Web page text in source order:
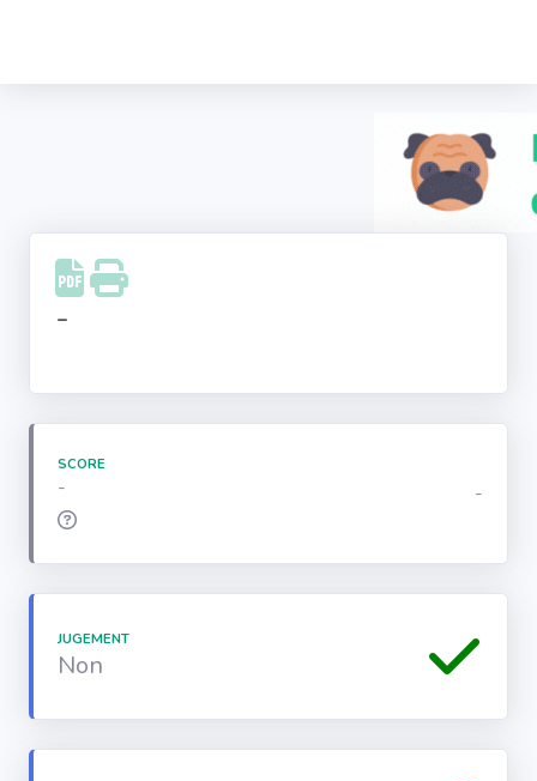
Facebook
Instagram
-
SCORE
- -
JUGEMENT
Non